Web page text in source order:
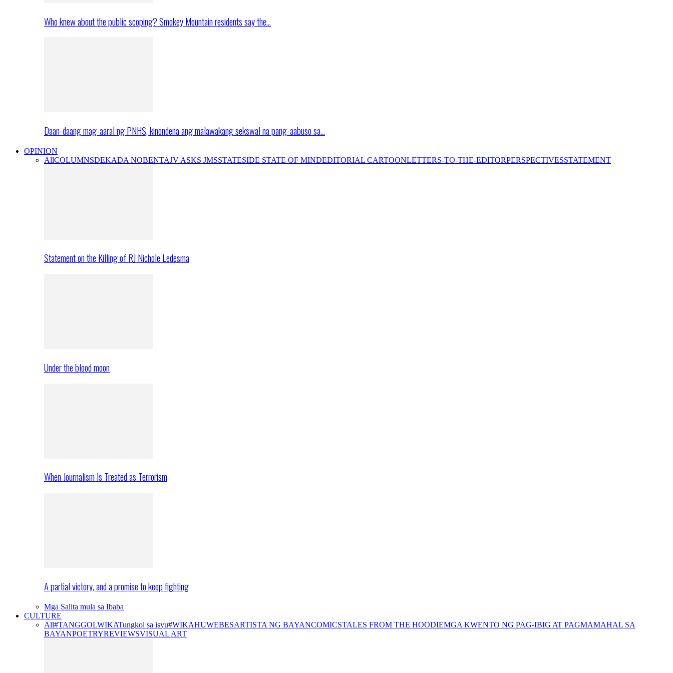
Who knew about the public scoping? Smokey Mountain residents say the…
Daan-daang mag-aaral ng PNHS, kinondena ang malawakang sekswal na pang-aabuso sa…
OPINION
AllCOLUMNSDEKADA NOBENTAJV ASKS JMSSTATESIDE STATE OF MINDEDITORIAL CARTOONLETTERS-TO-THE-EDITORPERSPECTIVESSTATEMENT
Statement on the Killing of RJ Nichole Ledesma
Under the blood moon
When Journalism Is Treated as Terrorism
A partial victory, and a promise to keep fighting
Mga Salita mula sa Ibaba
CULTURE
All#TANGGOLWIKATungkol sa isyu#WIKAHUWEBESARTISTA NG BAYANCOMICSTALES FROM THE HOODIEMGA KWENTO NG PAG-IBIG AT PAGMAMAHAL SA
BAYANPOETRYREVIEWSVISUAL ART